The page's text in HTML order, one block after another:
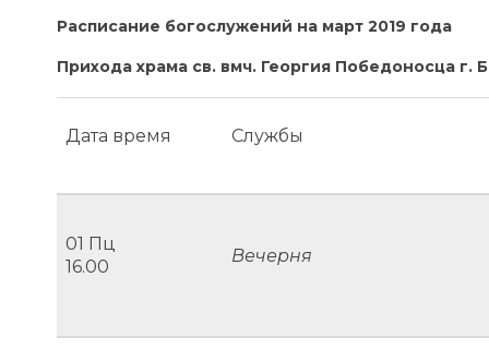
Расписание богослужений на март 2019 года
Прихода храма св. вмч. Георгия Победоносца г.
Дата время Службы
01 Пц
16.00
Вечерня